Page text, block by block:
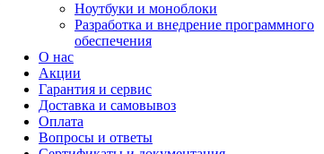
Ноутбуки и моноблоки
Разработка и внедрение программного
обеспечения
О нас
Акции
Гарантия и сервис
Доставка и самовывоз
Оплата
Вопросы и ответы